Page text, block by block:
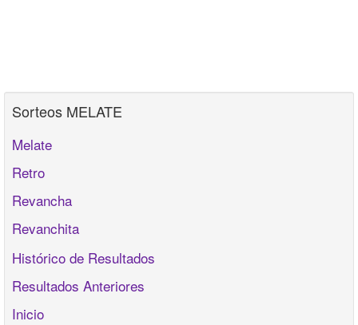
Sorteos MELATE
Melate
Retro
Revancha
Revanchita
Histórico de Resultados
Resultados Anteriores
Inicio